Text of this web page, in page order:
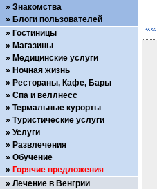
««
Знакомства
Блоги пользователей
Гостиницы
Магазины
Медицинские услуги
Ночная жизнь
Рестораны, Кафе, Бары
Спа и веллнесс
Термальные курорты
Туристические услуги
Услуги
Развлечения
Обучение
Горячие предложения
Лечение в Венгрии